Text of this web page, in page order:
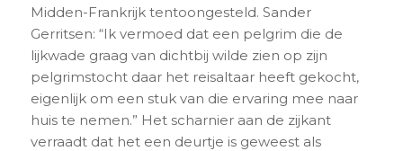
Midden-Frankrijk tentoongesteld. Sander
Gerritsen: “Ik vermoed dat een pelgrim die de
lijkwade graag van dichtbij wilde zien op zijn
pelgrimstocht daar het reisaltaar heeft gekocht,
eigenlijk om een stuk van die ervaring mee naar
huis te nemen.” Het scharnier aan de zijkant
verraadt dat het een deurtje is geweest als